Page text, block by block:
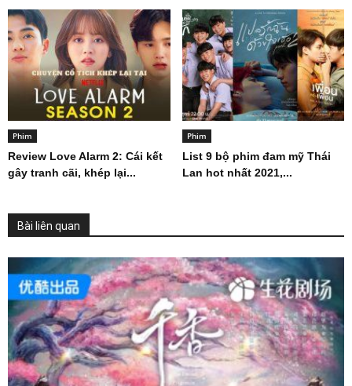
Phim
Review Love Alarm 2: Cái kết
gây tranh cãi, khép lại...
Phim
List 9 bộ phim đam mỹ Thái
Lan hot nhất 2021,...
Bài liên quan